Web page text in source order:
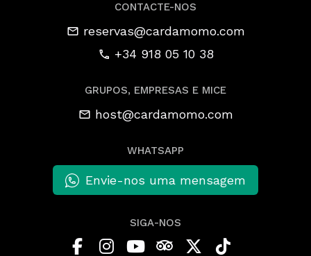
CONTACTE-NOS
reservas@cardamomo.com
+34 918 05 10 38
GRUPOS, EMPRESAS E MICE
host@cardamomo.com
WHATSAPP
Envie-nos uma mensagem
SIGA-NOS